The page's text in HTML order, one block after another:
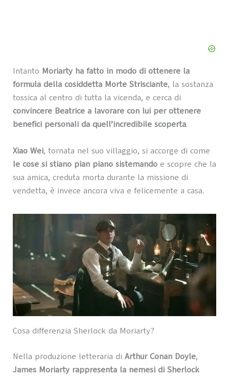
Intanto Moriarty ha fatto in modo di ottenere la
formula della cosiddetta Morte Strisciante, la sostanza
tossica al centro di tutta la vicenda, e cerca di
convincere Beatrice a lavorare con lui per ottenere
benefici personali da quell’incredibile scoperta.
Xiao Wei, tornata nel suo villaggio, si accorge di come
le cose si stiano pian piano sistemandoe scopre che la
sua amica, creduta morta durante la missione di
vendetta, è invece ancora viva e felicemente a casa.
Cosa differenzia Sherlock da Moriarty?
Nella produzione letteraria di Arthur Conan Doyle,
James Moriarty rappresenta la nemesi di Sherlock